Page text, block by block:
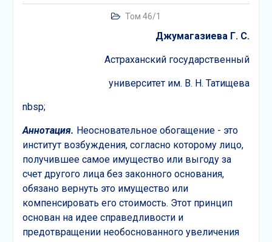
Том 46/1
Джумагазиева Г. С.
Астраханский государственный
университет им. В. Н. Татищева
nbsp;
Аннотация. Неосновательное обогащение - это
институт возбуждения, согласно которому лицо,
получившее самое имущество или выгоду за
счет другого лица без законного основания,
обязано вернуть это имущество или
компенсировать его стоимость. Этот принцип
основан на идее справедливости и
предотвращении необоснованного увеличения